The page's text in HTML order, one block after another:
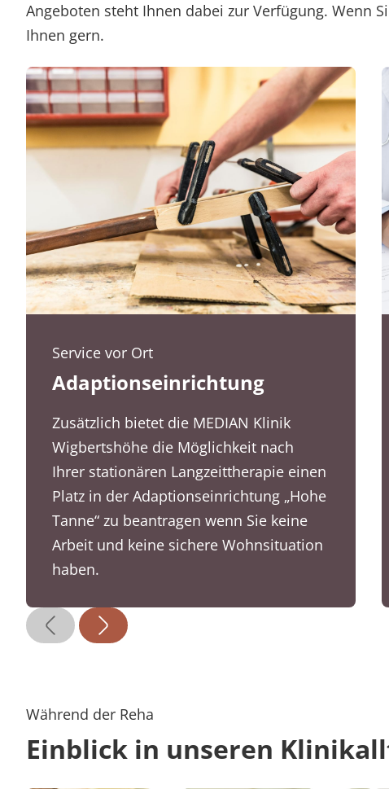
Angeboten steht Ihnen dabei zur Verfügung. Wenn
Ihnen gern.
Service vor Ort
Adaptionseinrichtung
Zusätzlich bietet die MEDIAN Klinik
Wigbertshöhe die Möglichkeit nach
Ihrer stationären Langzeittherapie einen
Platz in der Adaptionseinrichtung „Hohe
Tanne“ zu beantragen wenn Sie keine
Arbeit und keine sichere Wohnsituation
haben.
Während der Reha
Einblick in unseren